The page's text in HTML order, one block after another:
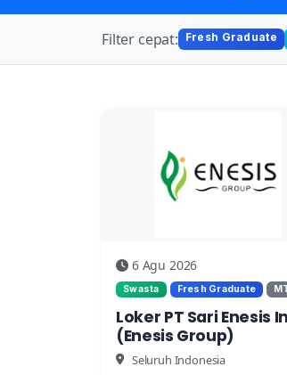
Filter cepat: Fresh Graduate
6 Agu 2026
Swasta Fresh Graduate
Loker PT Sari Enesis
(Enesis Group)
Seluruh Indonesia